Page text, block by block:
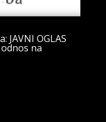
JAVNI OGLAS
na